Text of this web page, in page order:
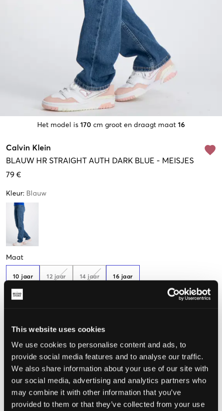
This website uses cookies
We use cookies to personalise content and ads, to
provide social media features and to analyse our traffic.
We also share information about your use of our site with
our social media, advertising and analytics partners who
may combine it with other information that you’ve
provided to them or that they’ve collected from your use
Het model is 170 cm groot en draagt maat 16
Calvin Klein
BLAUW HR STRAIGHT AUTH DARK BLUE - MEISJES
79 €
Kleur: Blauw
Maat
10 jaar
Nog 2
12 jaar 14 jaar 16 jaar
De maat lijkt
Te klein Perfect
MAATTABEL
KIES EEN MAAT